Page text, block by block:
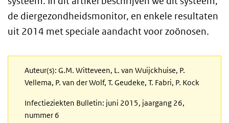
de diergezondheidsmonitor, en enkele resultaten
uit 2014 met speciale aandacht voor zoönosen.
Auteur(s): G.M. Witteveen, L. van Wuijckhuise, P.
Vellema, P. van der Wolf, T. Geudeke, T. Fabri, P. Kock
Infectieziekten Bulletin: juni 2015, jaargang 26,
nummer 6